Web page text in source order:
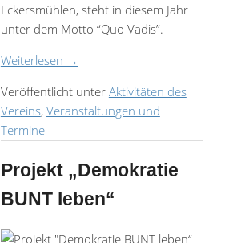
Eckersmühlen, steht in diesem Jahr
unter dem Motto “Quo Vadis”.
Weiterlesen →
Veröffentlicht unter Aktivitäten des
Vereins, Veranstaltungen und
Termine
Projekt „Demokratie
BUNT leben“